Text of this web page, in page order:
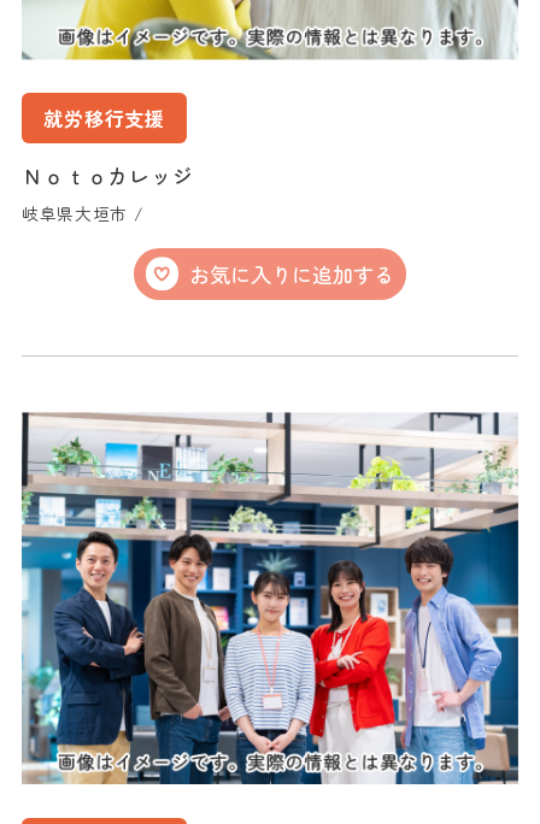
就労移行支援
Ｎｏｔｏカレッジ
岐阜県大垣市 /
お気に入りに追加する